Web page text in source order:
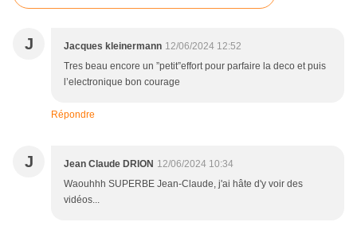
J Jacques kleinermann 12/06/2024 12:52
Tres beau encore un ”petit”effort pour parfaire la deco et puis
l’electronique bon courage
Répondre
J Jean Claude DRION 12/06/2024 10:34
Waouhhh SUPERBE Jean-Claude, j'ai hâte d'y voir des
vidéos...